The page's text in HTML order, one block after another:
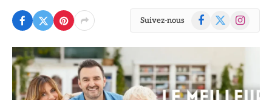
Suivez-nous Facebook
X
Instagram